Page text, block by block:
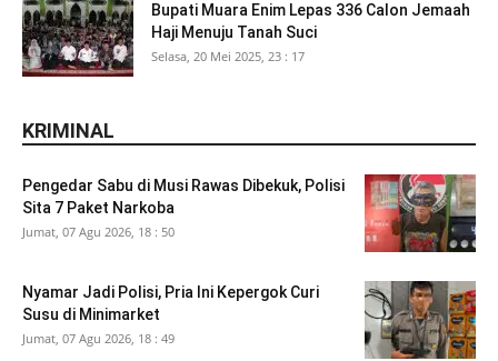
Bupati Muara Enim Lepas 336 Calon Jemaah
Haji Menuju Tanah Suci
Selasa, 20 Mei 2025, 23 : 17
KRIMINAL
Pengedar Sabu di Musi Rawas Dibekuk, Polisi
Sita 7 Paket Narkoba
Jumat, 07 Agu 2026, 18 : 50
Nyamar Jadi Polisi, Pria Ini Kepergok Curi
Susu di Minimarket
Jumat, 07 Agu 2026, 18 : 49